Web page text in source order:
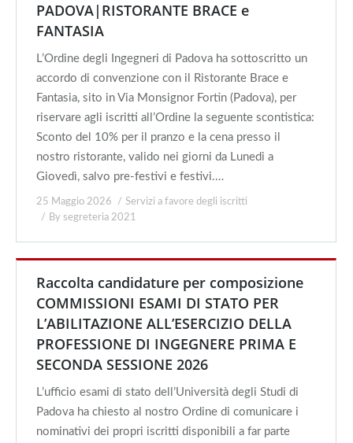
PADOVA|RISTORANTE BRACE e
FANTASIA
L’Ordine degli Ingegneri di Padova ha sottoscritto un
accordo di convenzione con il Ristorante Brace e
Fantasia, sito in Via Monsignor Fortin (Padova), per
riservare agli iscritti all’Ordine la seguente scontistica:
Sconto del 10% per il pranzo e la cena presso il
nostro ristorante, valido nei giorni da Lunedi a
Giovedì, salvo pre-festivi e festivi.…
25 Maggio 2026
Servizi a favore degli iscritti
By segreteria 2021
Raccolta candidature per composizione
COMMISSIONI ESAMI DI STATO PER
L’ABILITAZIONE ALL’ESERCIZIO DELLA
PROFESSIONE DI INGEGNERE PRIMA E
SECONDA SESSIONE 2026
L’ufficio esami di stato dell’Università degli Studi di
Padova ha chiesto al nostro Ordine di comunicare i
nominativi dei propri iscritti disponibili a far parte